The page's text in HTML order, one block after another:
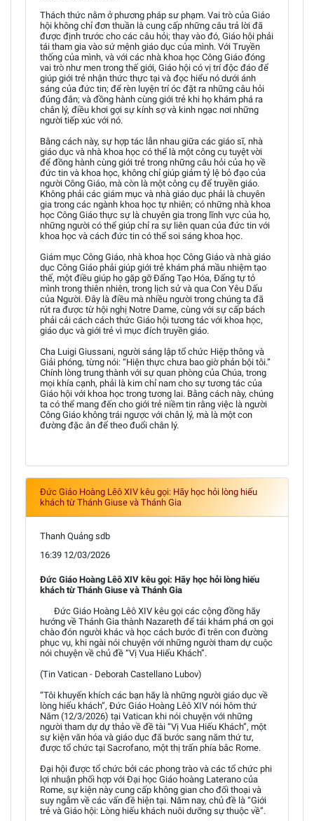
Thách thức nằm ở phương pháp sư phạm. Vai trò của Giáo
hội không chỉ đơn thuần là cung cấp những câu trả lời đã
được định trước cho các câu hỏi; thay vào đó, Giáo hội phải
tái tham gia vào sứ mệnh giáo dục của mình. Với Truyền
thống của mình, và với các nhà khoa học Công Giáo đóng
vai trò như men trong thế giới, Giáo hội có vị trí độc đáo để
giúp giới trẻ nhận thức thực tại và đọc hiểu nó dưới ánh
sáng của đức tin; để rèn luyện trí óc đặt ra những câu hỏi
đúng đắn; và đồng hành cùng giới trẻ khi họ khám phá ra
chân lý, điều khơi gợi sự kính sợ và kinh ngạc nơi những
người tiếp xúc với nó.
Bằng cách này, sự hợp tác lẫn nhau giữa các giáo sĩ, nhà
giáo dục và nhà khoa học có thể là một công cụ tuyệt vời
để đồng hành cùng giới trẻ trong những câu hỏi của họ về
đức tin và khoa học, không chỉ giúp giảm tỷ lệ bỏ đạo của
người Công Giáo, mà còn là một công cụ để truyền giáo.
Không phải các giám mục và nhà giáo dục phải là chuyên
gia trong các ngành khoa học tự nhiên; có những nhà khoa
học Công Giáo thực sự là chuyên gia trong lĩnh vực của họ,
những người có thể giúp chỉ ra sự liên quan của đức tin với
khoa học và cách đức tin có thể soi sáng khoa học.
Giám mục Công Giáo, nhà khoa học Công Giáo và nhà giáo
dục Công Giáo phải giúp giới trẻ khám phá mầu nhiệm tạo
thế, một điều giúp họ gặp gỡ Đấng Tạo Hóa, Đấng tự tỏ
mình trong thiên nhiên, trong lịch sử và qua Con Yêu Dấu
của Người. Đây là điều mà nhiều người trong chúng ta đã
rút ra được từ hội nghị Notre Dame, cùng với sự cấp bách
phải cải cách cách thức Giáo hội tương tác với khoa học,
giáo dục và giới trẻ vì mục đích truyền giáo.
Cha Luigi Giussani, người sáng lập tổ chức Hiệp thông và
Giải phóng, từng nói: “Hiện thực chưa bao giờ phản bội tôi.”
Chính lòng trung thành với sự quan phòng của Chúa, trong
mọi khía cạnh, phải là kim chỉ nam cho sự tương tác của
Giáo hội với khoa học trong tương lai. Bằng cách này, chúng
ta có thể mang đến cho giới trẻ niềm tin rằng việc là người
Công Giáo không trái ngược với chân lý, mà là một con
đường đặc ân để theo đuổi chân lý.
Đức Giáo Hoàng Lêô XIV kêu gọi: Hãy học hỏi lòng hiếu
khách từ Thánh Giuse và Thánh Gia
Thanh Quảng sdb
16:39 12/03/2026
Đức Giáo Hoàng Lêô XIV kêu gọi: Hãy học hỏi lòng hiếu
khách từ Thánh Giuse và Thánh Gia
Đức Giáo Hoàng Lêô XIV kêu gọi các cộng đồng hãy
hướng về Thánh Gia thành Nazareth để tái khám phá ơn gọi
chào đón người khác và học cách bước đi trên con đường
phục vụ, khi ngài nói chuyện với những người tham dự cuộc
nói chuyện về chủ đề “Vị Vua Hiếu Khách”.
(Tin Vatican - Deborah Castellano Lubov)
“Tôi khuyến khích các bạn hãy là những người giáo dục về
lòng hiếu khách”, Đức Giáo Hoàng Lêô XIV nói hôm thứ
Năm (12/3/2026) tại Vatican khi nói chuyện với những
người tham dự dự thảo về đề tài “Vị Vua Hiếu Khách”, một
sự kiện văn hóa và giáo dục đã bước sang năm thứ tư,
được tổ chức tại Sacrofano, một thị trấn phía bắc Rome.
Đại hội được tổ chức bởi các phong trào và các tổ chức phi
lợi nhuận phối hợp với Đại học Giáo hoàng Laterano của
Rome, sự kiện này cung cấp không gian cho đối thoại và
suy ngẫm về các vấn đề hiện tại. Năm nay, chủ đề là “Giới
trẻ và Giáo hội: Lòng hiếu khách nuôi dưỡng sự thuộc về”.